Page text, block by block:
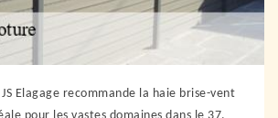
Elagage recommande la haie brise-vent